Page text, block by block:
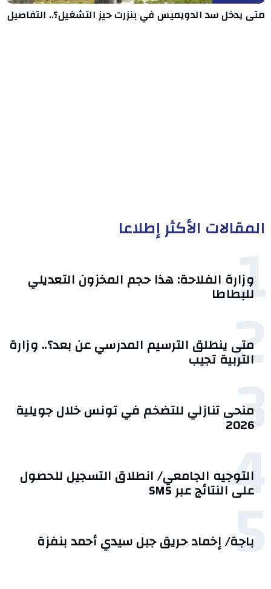
متى يدخل سد الدويميس في بنزرت حيز التشغيل؟.. التفاصيل
المقالات الأكثر إطلاعا
1
وزارة الفلاحة: هذا حجم المخزون التعديلي
للبطاطا
2
متى ينطلق الترسيم المدرسي عن بعد؟.. وزارة
التربية تجيب
3 منحى تنازلي ‎للتضخم في تونس خلال جويلية
2026‎
4
التوجيه الجامعي/ انطلاق التسجيل للحصول
على النتائج عبر SMS
5
باجة/ إخماد حريق جبل سيدي أحمد بنفزة